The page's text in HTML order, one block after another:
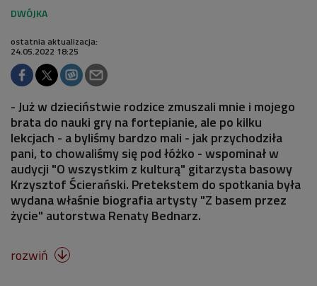
ostatnia aktualizacja:
24.05.2022 18:25
- Już w dzieciństwie rodzice zmuszali mnie i mojego
brata do nauki gry na fortepianie, ale po kilku
lekcjach - a byliśmy bardzo mali - jak przychodziła
pani, to chowaliśmy się pod łóżko - wspominał w
audycji "O wszystkim z kulturą" gitarzysta basowy
Krzysztof Ścierański. Pretekstem do spotkania była
wydana właśnie biografia artysty "Z basem przez
życie" autorstwa Renaty Bednarz.
rozwiń 